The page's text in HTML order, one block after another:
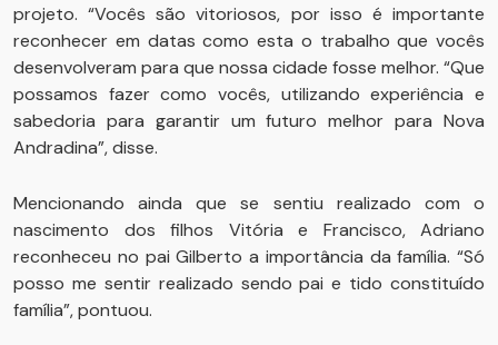
projeto. “Vocês são vitoriosos, por isso é importante
reconhecer em datas como esta o trabalho que vocês
desenvolveram para que nossa cidade fosse melhor. “Que
possamos fazer como vocês, utilizando experiência e
sabedoria para garantir um futuro melhor para Nova
Andradina”, disse.
Mencionando ainda que se sentiu realizado com o
nascimento dos filhos Vitória e Francisco, Adriano
reconheceu no pai Gilberto a importância da família. “Só
posso me sentir realizado sendo pai e tido constituído
família”, pontuou.